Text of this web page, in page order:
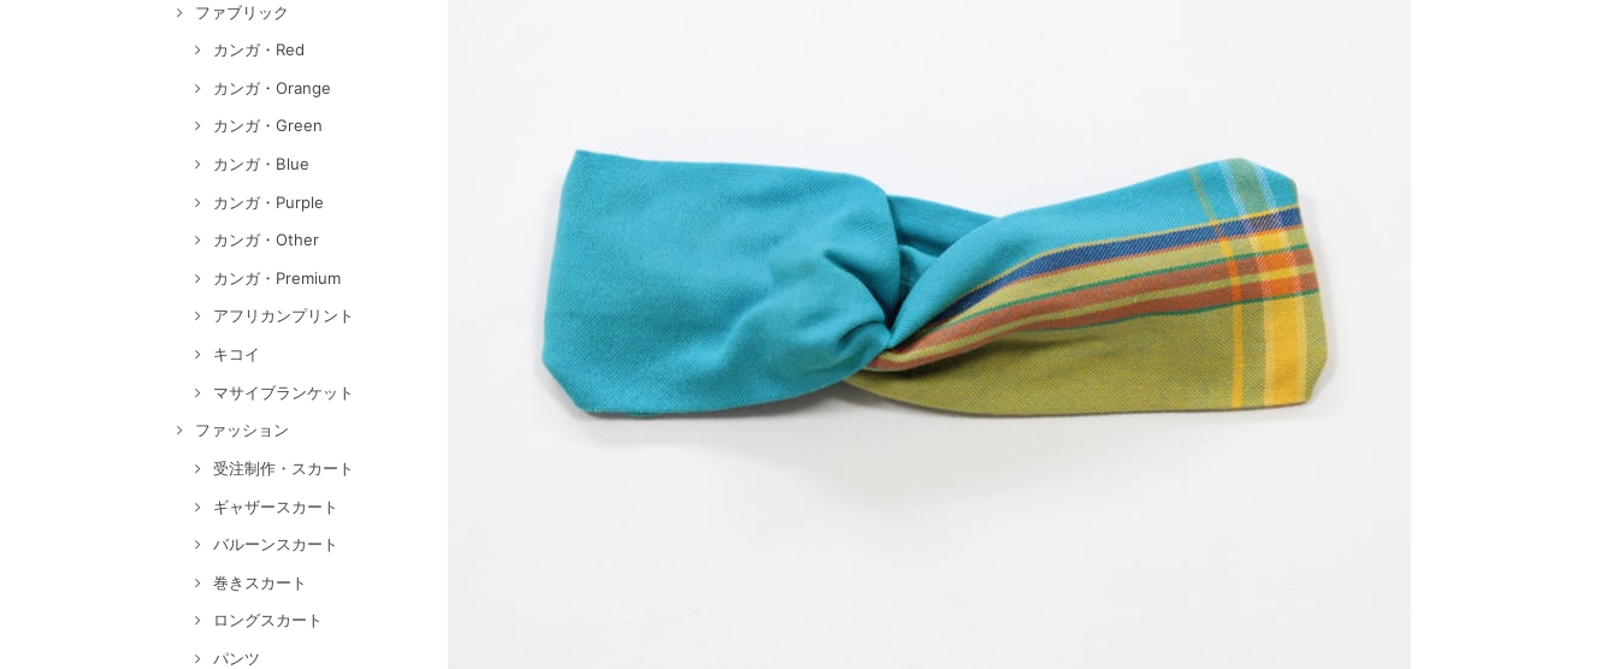
ファブリック
カンガ・Red
カンガ・Orange
カンガ・Green
カンガ・Blue
カンガ・Purple
カンガ・Other
カンガ・Premium
アフリカンプリント
キコイ
マサイブランケット
ファッション
受注制作・スカート
ギャザースカート
バルーンスカート
巻きスカート
ロングスカート
パンツ